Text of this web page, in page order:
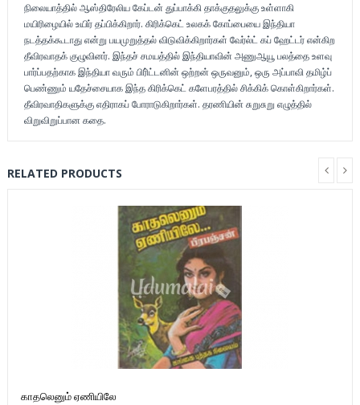
நிலையாத்தில் ஆஸ்திரேலிய கேப்டன் துப்பாக்கி தாக்குதலுக்கு உள்ளாகி
மயிரிழையில் உயிர் தப்பிக்கிறார். கிரிக்கெட் உலகக் கோப்பையை இந்தியா
நடத்தக்கூடாது என்று பயமுறுத்தல் விடுவிக்கிறார்கள் வேர்ல்ட் கப் ஹேட்டர் என்கிற
தீவிரவாதக் குழுவினர். இந்தச் சமயத்தில் இந்தியாவின் அணுஆயூ பலத்தை உளவு
பார்ப்பதற்காக இந்தியா வரும் பிரி்ட்டனின் ஒற்றன் ஒருவனும், ஒரு அப்பாவி தமிழ்ப்
பெண்ணும் யதேச்சையாக இந்த கிரிக்கெட் களேபரத்தில் சிக்கிக் கொள்கிறார்கள்.
தீவிரவாதிகளுக்கு எதிராகப் போராடுகிறார்கள். தரணியின் சுறுசுறு எழுத்தில்
விறுவிறுப்பான கதை.
RELATED PRODUCTS
காதலெனும் ஏணியிலே